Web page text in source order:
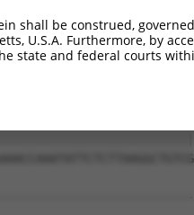
shall be construed,
U.S.A. Furthermore, by
state and federal courts